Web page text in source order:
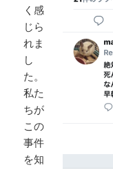
く感
じら
れま
し
た。
私た
ちが
この
事件
を知